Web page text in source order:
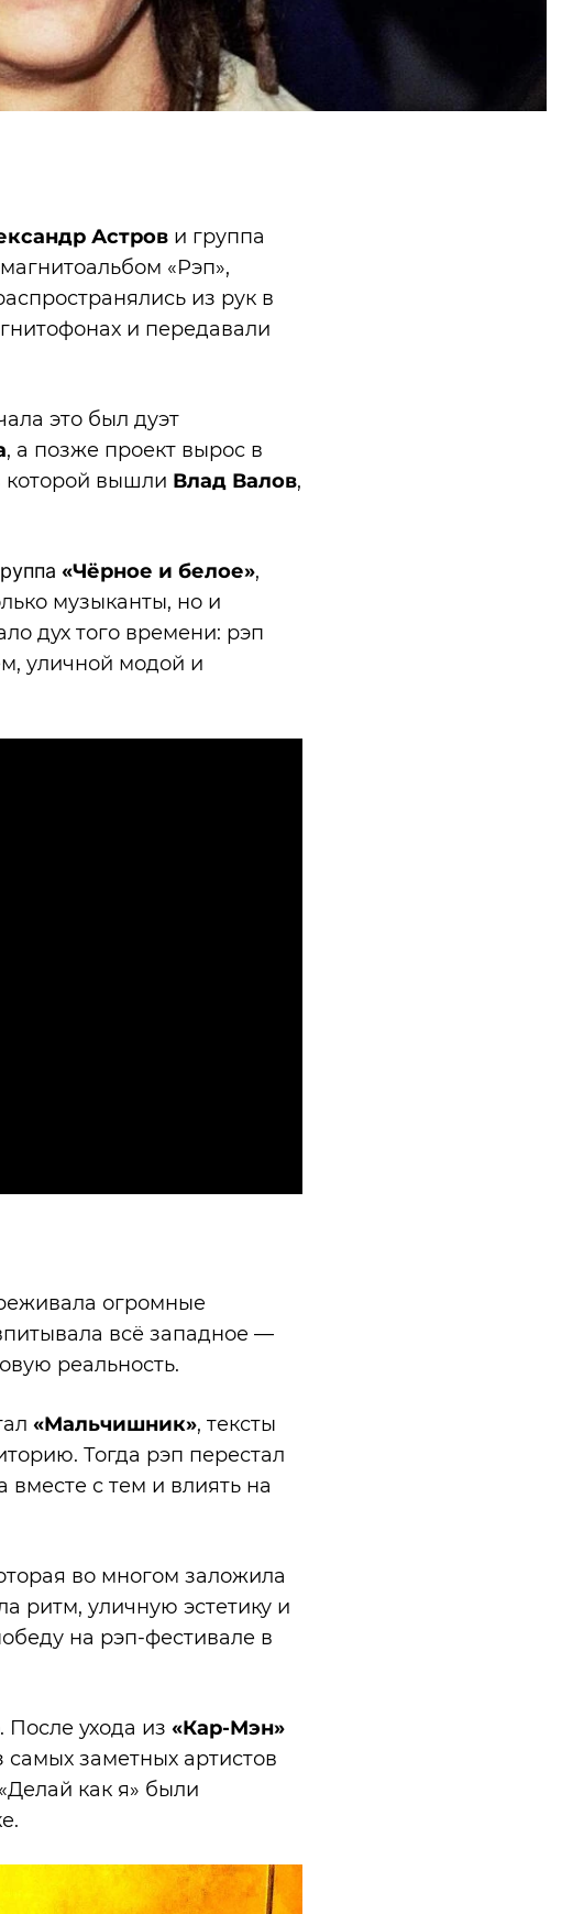
Астров и группа
«Рэп»,
из рук в
и передавали
это был дуэт
, а позже проект вырос в
которой вышли Влад Валов,
«Чёрное и белое»,
музыканты, но и
дух того времени: рэп
уличной модой и
огромные
всё западное —
реальность.
«Мальчишник», тексты
Тогда рэп перестал
вместе с тем и влиять на
во многом заложила
ритм, уличную эстетику и
на рэп-фестивале в
. После ухода из «Кар-Мэн»
заметных артистов
как я» были